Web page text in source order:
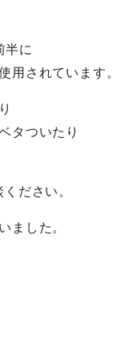
半に
用されています。
タついたり
ださい。
ました。